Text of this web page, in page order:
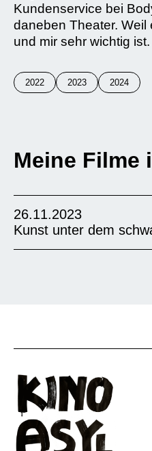
Kundenservice bei
daneben Theater.
und mir sehr wichtig ist.
2022 2023 2024
Meine Filme
26.11.2023
Kunst unter dem
“Ich möchte diesen
Thema sehr wichtig ist.
Film, bin ich auch